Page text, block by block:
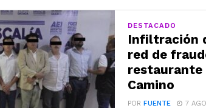
DESTACADO
Infiltración
red de
restaurante
Camino
PORFUENTE 7